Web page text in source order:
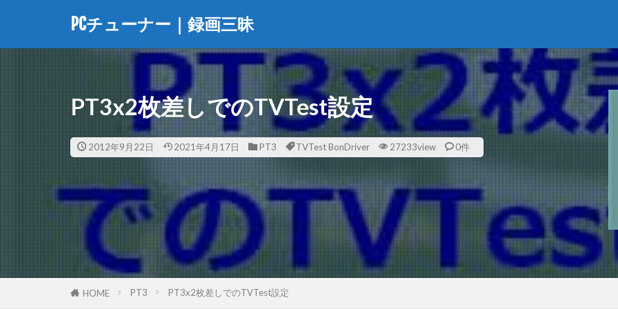
PCチューナー｜録画三昧
PT3x2枚差しでのTVTest設定
2012年9月22日 2021年4月17日 PT3 TVTest BonDriver 27233view 0件
HOME PT3 PT3x2枚差しでのTVTest設定